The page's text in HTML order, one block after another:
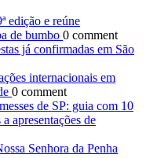
edição e reúne
de bumbo 0 comment
já confirmadas em São
internacionais em
0 comment
de SP: guia com 10
apresentações de
Senhora da Penha